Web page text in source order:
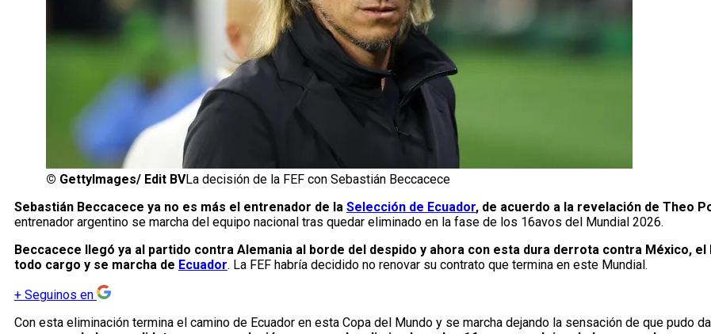
© GettyImages/ Edit BVLa decisión de la FEF con Sebastián Beccacece
Sebastián Beccacece ya no es más el entrenador de la Selección de Ecuador, de acuerdo a la revelación de Theo
entrenador argentino se marcha del equipo nacional tras quedar eliminado en la fase de los 16avos del Mundial 2026.
Beccacece llegó ya al partido contra Alemania al borde del despido y ahora con esta dura derrota contra México, el
todo cargo y se marcha de Ecuador. La FEF habría decidido no renovar su contrato que termina en este Mundial.
+ Seguinos en
Con esta eliminación termina el camino de Ecuador en esta Copa del Mundo y se marcha dejando la sensación de que pudo